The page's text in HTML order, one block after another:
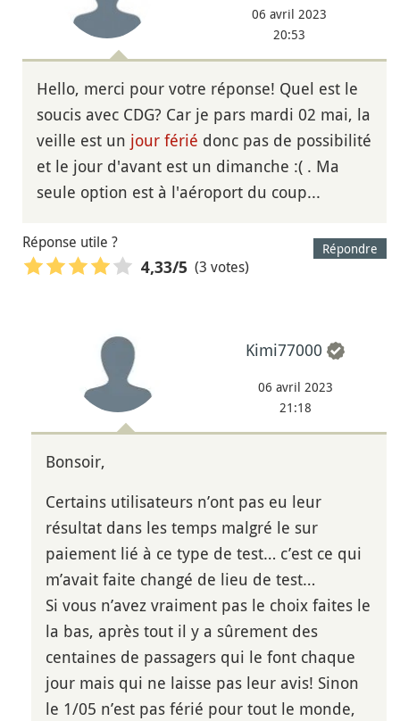
06 avril 2023
20:53
Hello, merci pour votre réponse! Quel est le
soucis avec CDG? Car je pars mardi 02 mai, la
veille est un jour férié donc pas de possibilité
et le jour d'avant est un dimanche :( . Ma
seule option est à l'aéroport du coup...
Répondre
Réponse utile ?
4,33/5 (3 votes)
Kimi77000
06 avril 2023
21:18
Bonsoir,
Certains utilisateurs n’ont pas eu leur
résultat dans les temps malgré le sur
paiement lié à ce type de test… c’est ce qui
m’avait faite changé de lieu de test…
Si vous n’avez vraiment pas le choix faites le
la bas, après tout il y a sûrement des
centaines de passagers qui le font chaque
jour mais qui ne laisse pas leur avis! Sinon
le 1/05 n’est pas férié pour tout le monde,